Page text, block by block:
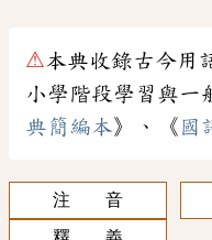
⚠本典收錄古今用
小學階段學習與一
典簡編本》、《 國
注 音